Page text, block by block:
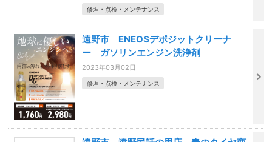
修理・点検・メンテナンス
遠野市 ENEOSデポジットクリーナ
ー ガソリンエンジン洗浄剤
2023年03月02日
修理・点検・メンテナンス